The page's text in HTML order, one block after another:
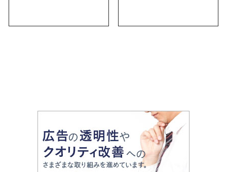
お土産・ばらまき用ま